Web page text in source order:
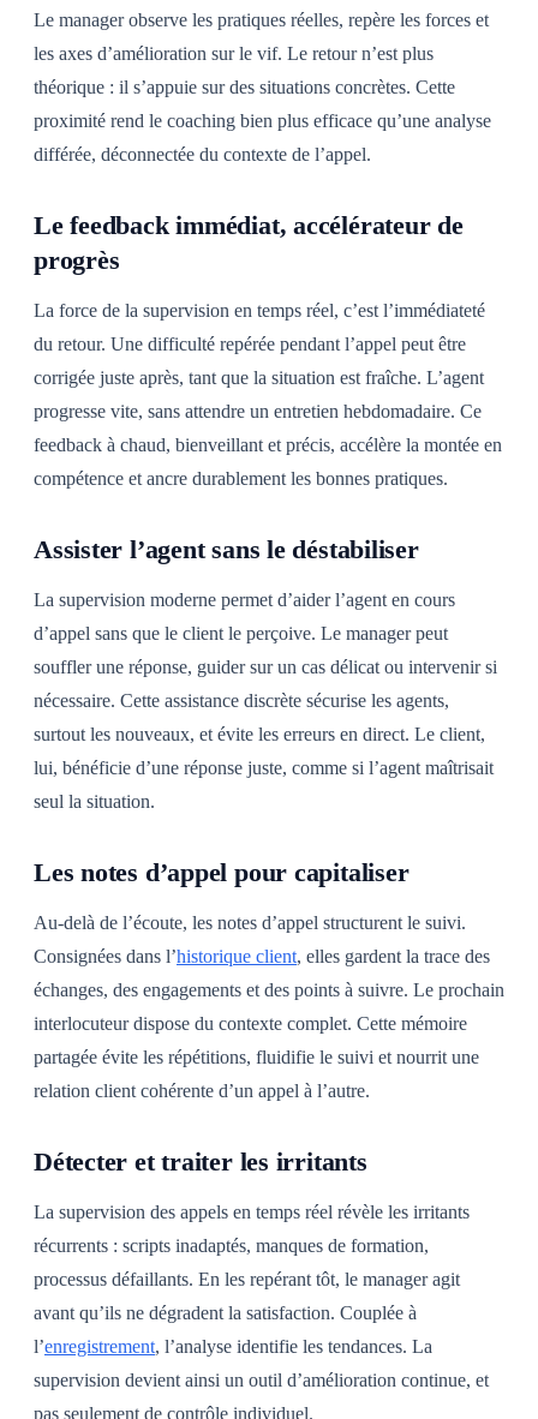
Le manager observe les pratiques réelles, repère les forces et
les axes d’amélioration sur le vif. Le retour n’est plus
théorique : il s’appuie sur des situations concrètes. Cette
proximité rend le coaching bien plus efficace qu’une analyse
différée, déconnectée du contexte de l’appel.
Le feedback immédiat, accélérateur de
progrès
La force de la supervision en temps réel, c’est l’immédiateté
du retour. Une difficulté repérée pendant l’appel peut être
corrigée juste après, tant que la situation est fraîche. L’agent
progresse vite, sans attendre un entretien hebdomadaire. Ce
feedback à chaud, bienveillant et précis, accélère la montée en
compétence et ancre durablement les bonnes pratiques.
Assister l’agent sans le déstabiliser
La supervision moderne permet d’aider l’agent en cours
d’appel sans que le client le perçoive. Le manager peut
souffler une réponse, guider sur un cas délicat ou intervenir si
nécessaire. Cette assistance discrète sécurise les agents,
surtout les nouveaux, et évite les erreurs en direct. Le client,
lui, bénéficie d’une réponse juste, comme si l’agent maîtrisait
seul la situation.
Les notes d’appel pour capitaliser
Au-delà de l’écoute, les notes d’appel structurent le suivi.
Consignées dans l’historique client, elles gardent la trace des
échanges, des engagements et des points à suivre. Le prochain
interlocuteur dispose du contexte complet. Cette mémoire
partagée évite les répétitions, fluidifie le suivi et nourrit une
relation client cohérente d’un appel à l’autre.
Détecter et traiter les irritants
La supervision des appels en temps réel révèle les irritants
récurrents : scripts inadaptés, manques de formation,
processus défaillants. En les repérant tôt, le manager agit
avant qu’ils ne dégradent la satisfaction. Couplée à
l’enregistrement, l’analyse identifie les tendances. La
supervision devient ainsi un outil d’amélioration continue, et
pas seulement de contrôle individuel.